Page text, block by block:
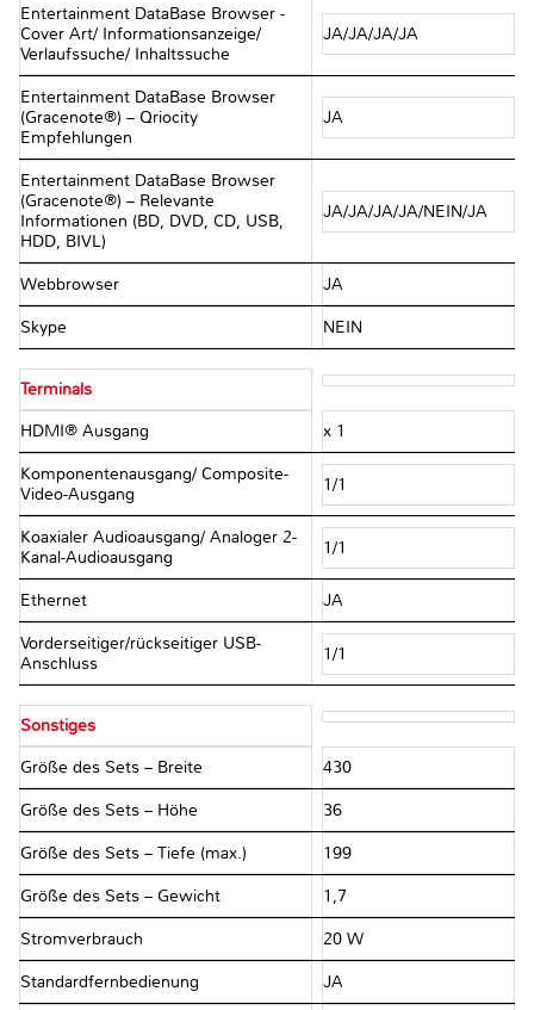
Entertainment DataBase Browser -
Cover Art/ Informationsanzeige/
Verlaufssuche/ Inhaltssuche
JA/JA/JA/JA
Entertainment DataBase Browser
(Gracenote®) – Qriocity
Empfehlungen
JA
Entertainment DataBase Browser
(Gracenote®) – Relevante
Informationen (BD, DVD, CD, USB,
HDD, BIVL)
JA/JA/JA/JA/NEIN/JA
Webbrowser JA
Skype NEIN
Terminals
HDMI® Ausgang x 1
Komponentenausgang/ Composite-
Video-Ausgang
1/1
Koaxialer Audioausgang/ Analoger 2-
Kanal-Audioausgang
1/1
Ethernet JA
Vorderseitiger/rückseitiger USB-
Anschluss
1/1
Sonstiges
Größe des Sets – Breite 430
Größe des Sets – Höhe 36
Größe des Sets – Tiefe (max.) 199
Größe des Sets – Gewicht 1,7
Stromverbrauch 20 W
Standardfernbedienung JA